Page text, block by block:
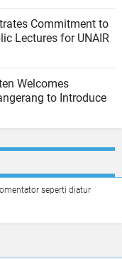
Commitment to
Lectures for UNAIR
Welcomes
to Introduce
seperti diatur